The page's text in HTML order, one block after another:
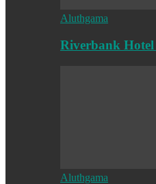
Aluthgama
Riverbank
Aluthgama